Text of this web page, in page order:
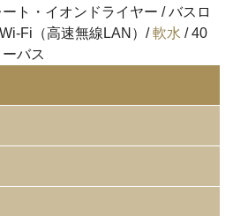
ト・イオンドライヤー / バスロ
Fi（高速無線LAN）/軟水 / 40
バス